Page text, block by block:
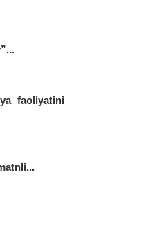
faoliyatini